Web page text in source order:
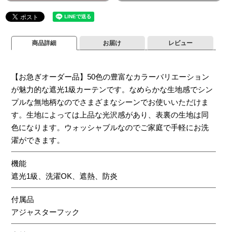
商品詳細
【お急ぎオーダー品】50色の豊富なカラーバリエーション
が魅力的な遮光1級カーテンです。なめらかな生地感でシン
プルな無地柄なのでさまざまなシーンでお使いいただけま
す。生地によっては上品な光沢感があり、表裏の生地は同
色になります。ウォッシャブルなのでご家庭で手軽にお洗
濯ができます。
機能
遮光1級、洗濯OK、遮熱、防炎
付属品
アジャスターフック
お届け レビュー